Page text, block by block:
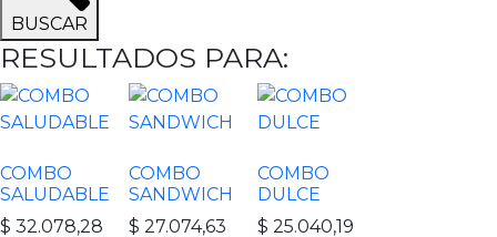
BUSCAR
RESULTADOS PARA:
COMBO
SALUDABLE
$ 32.078,28
COMBO
SANDWICH
$ 27.074,63
COMBO
DULCE
$ 25.040,19